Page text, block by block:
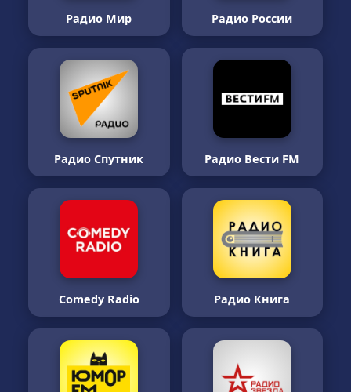
Радио Мир Радио России
Радио Спутник Радио Вести FM
Comedy Radio Радио Книга